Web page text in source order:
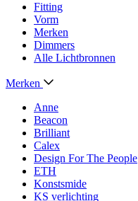
Fitting
Vorm
Merken
Dimmers
Alle Lichtbronnen
Merken
Anne
Beacon
Brilliant
Calex
Design For The People
ETH
Konstsmide
KS verlichting